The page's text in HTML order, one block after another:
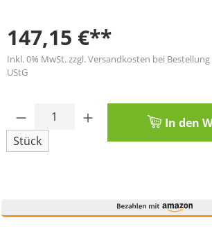
147,15 €**
Inkl. 0% MwSt. zzgl. Versandkosten bei Bestellung
UStG
Produkt Anzahl: Gib den
Stück
In den